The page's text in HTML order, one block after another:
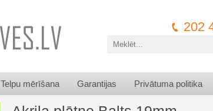
202
Telpu mērīšana Garantijas Privātuma politika